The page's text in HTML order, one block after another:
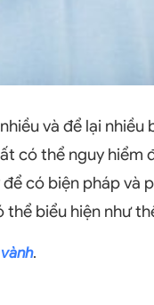
và để lại nhiều
có thể nguy hiểm
có biện pháp và
biểu hiện như
.